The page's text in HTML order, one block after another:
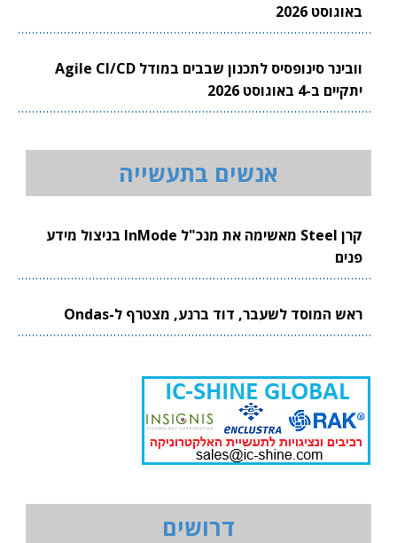
באוגוסט 2026
וובינר סינופסיס לתכנון שבבים במודל Agile CI/CD
יתקיים ב-4 באוגוסט 2026
אנשים בתעשייה
קרן Steel מאשימה את מנכ"ל InMode בניצול מידע
פנים
ראש המוסד לשעבר, דוד ברנע, מצטרף ל-Ondas
דרושים